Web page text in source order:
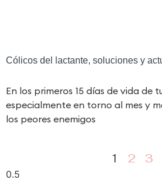
Cólicos del lactante, soluciones y
En los primeros 15 días de vida de
especialmente en torno al mes y
los peores enemigos
1 2 3